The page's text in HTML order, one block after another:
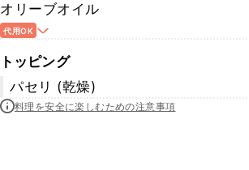
オリーブオイル
代用OK
トッピング
パセリ (乾燥)
料理を安全に楽しむための注意事項